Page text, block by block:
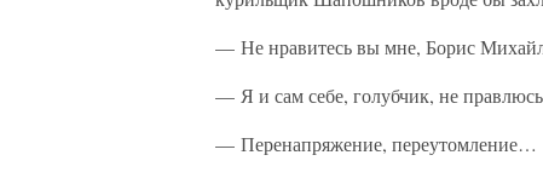
— Не нравитесь вы мне, Борис
— Я и сам себе, голубчик, не
— Перенапряжение, переутомление…